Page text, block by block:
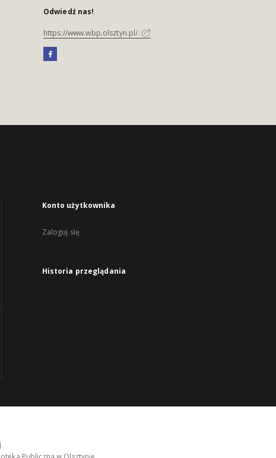
Odwiedź nas!
https://www.wbp.olsztyn.pl/
Konto użytkownika
Zaloguj się
Historia przeglądania